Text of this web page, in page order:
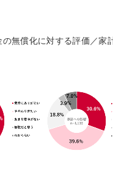
無償化に対する評価／家